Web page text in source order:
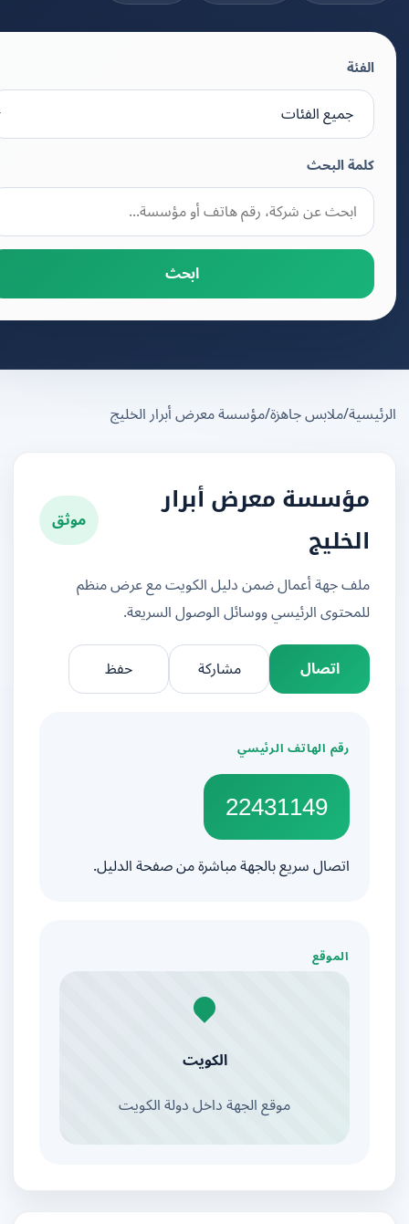
كلمة البحث
ابحث
/ملابس جاهزة/مؤسسة معرض أبرار الخليج
مؤسسة معرض أبرار
الخليج
موثق
ملف جهة أعمال ضمن دليل الكويت مع عرض منظم
للمحتوى الرئيسي ووسائل الوصول السريعة.
اتصال
مشاركة
رقم الهاتف الرئيسي
22431149
اتصال سريع بالجهة مباشرة من صفحة الدليل.
الموقع
الكويت
موقع الجهة داخل دولة الكويت